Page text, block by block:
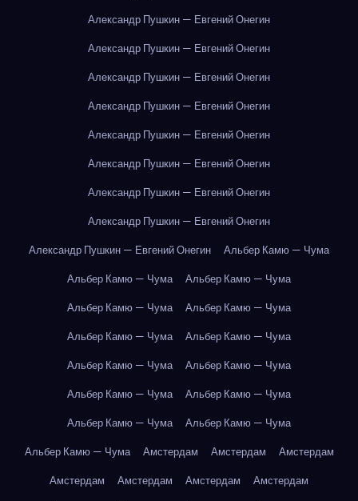
Александр Пушкин — Евгений Онегин
Александр Пушкин — Евгений Онегин
Александр Пушкин — Евгений Онегин
Александр Пушкин — Евгений Онегин
Александр Пушкин — Евгений Онегин
Александр Пушкин — Евгений Онегин
Александр Пушкин — Евгений Онегин
Александр Пушкин — Евгений Онегин
Александр Пушкин — Евгений Онегин
Альбер Камю — Чума
Альбер Камю — Чума
Альбер Камю — Чума
Альбер Камю — Чума
Альбер Камю — Чума
Альбер Камю — Чума
Альбер Камю — Чума
Альбер Камю — Чума
Альбер Камю — Чума
Альбер Камю — Чума
Альбер Камю — Чума
Альбер Камю — Чума
Альбер Камю — Чума
Альбер Камю — Чума
Амстердам Амстердам
Амстердам
Амстердам
Амстердам Амстердам
Амстердам